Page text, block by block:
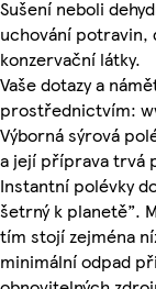
Sušení neboli
uchování potravin,
konzervační látky.
Vaše dotazy a
prostřednictvím:
Výborná sýrová
a její příprava trvá
Instantní polévky
šetrný k planetě”.
tím stojí zejména
minimální odpad